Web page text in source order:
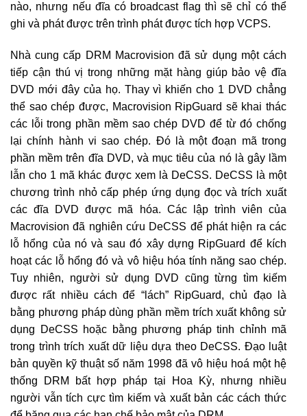
nào, nhưng nếu đĩa có broadcast flag thì sẽ chỉ có thể
ghi và phát được trên trình phát được tích hợp VCPS.
Nhà cung cấp DRM Macrovision đã sử dụng một cách
tiếp cận thú vị trong những mặt hàng giúp bảo vệ đĩa
DVD mới đây của họ. Thay vì khiến cho 1 DVD chẳng
thể sao chép được, Macrovision RipGuard sẽ khai thác
các lỗi trong phần mềm sao chép DVD để từ đó chống
lại chính hành vi sao chép. Đó là một đoạn mã trong
phần mềm trên đĩa DVD, và mục tiêu của nó là gây lầm
lẫn cho 1 mã khác được xem là DeCSS. DeCSS là một
chương trình nhỏ cấp phép ứng dụng đọc và trích xuất
các đĩa DVD được mã hóa. Các lập trình viên của
Macrovision đã nghiên cứu DeCSS để phát hiện ra các
lỗ hổng của nó và sau đó xây dựng RipGuard để kích
hoạt các lỗ hổng đó và vô hiệu hóa tính năng sao chép.
Tuy nhiên, người sử dụng DVD cũng từng tìm kiếm
được rất nhiều cách để “lách” RipGuard, chủ đạo là
bằng phương pháp dùng phần mềm trích xuất không sử
dụng DeCSS hoặc bằng phương pháp tinh chỉnh mã
trong trình trích xuất dữ liệu dựa theo DeCSS. Đạo luật
bản quyền kỹ thuật số năm 1998 đã vô hiệu hoá một hệ
thống DRM bất hợp pháp tại Hoa Kỳ, nhưng nhiều
người vẫn tích cực tìm kiếm và xuất bản các cách thức